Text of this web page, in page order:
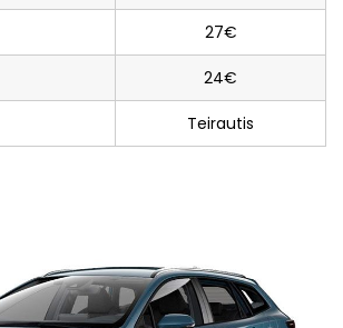
27€
24€
Teirautis